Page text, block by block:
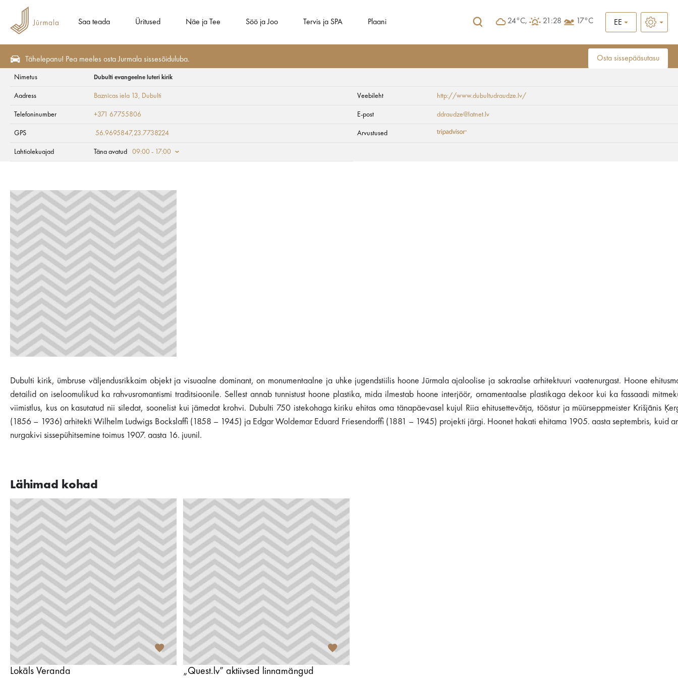
Saa teada Üritused Näe ja Tee Söö ja Joo Tervis ja SPA Plaani 24°C, 21:28 17°C EE
Tähelepanu! Pea meeles osta Jurmala sissesõiduluba. Osta sissepääsutasu
Dubulti evangeelne luteri kirik
Nimetus Dubulti evangeelne luteri kirik
Aadress Baznīcas iela 13, Dubulti Veebileht http://www.dubultudraudze.lv/
Telefoninumber +371 67755806 E-post ddraudze@latnet.lv
GPS 56.9695847,23.7738224 Arvustused
Lahtiolekuajad Täna avatud 09:00 - 17:00
Dubulti kirik, ümbruse väljendusrikkaim objekt ja visuaalne dominant, on monumentaalne ja uhke jugendstiilis hoone Jūrmala ajaloolise ja sakraalse arhitektuuri vaatenurgast. Hoone
detailid on iseloomulikud ka rahvusromantismi traditsioonile. Sellest annab tunnistust hoone plastika, mida ilmestab hoone interjöör, ornamentaalse plastikaga dekoor kui ka fassaadi
viimistlus, kus on kasutatud nii siledat, soonelist kui jämedat krohvi. Dubulti 750 istekohaga kiriku ehitas oma tänapäevasel kujul Riia ehitusettevõtja, tööstur ja müürseppmeister Krišjānis
(1856 – 1936) arhitekti Wilhelm Ludwigs Bockslaffi (1858 – 1945) ja Edgar Woldemar Eduard Friesendorffi (1881 – 1945) projekti järgi. Hoonet hakati ehitama 1905. aasta septembris, kuid
nurgakivi sissepühitsemine toimus 1907. aasta 16. juunil.
Lähimad kohad
Lokāls Veranda „Quest.lv” aktiivsed linnamängud